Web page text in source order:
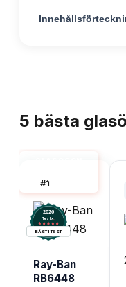
5 bästa
TEST
#1
2026
Testix.
BÄST I TEST
Ray-Ban
RB6448